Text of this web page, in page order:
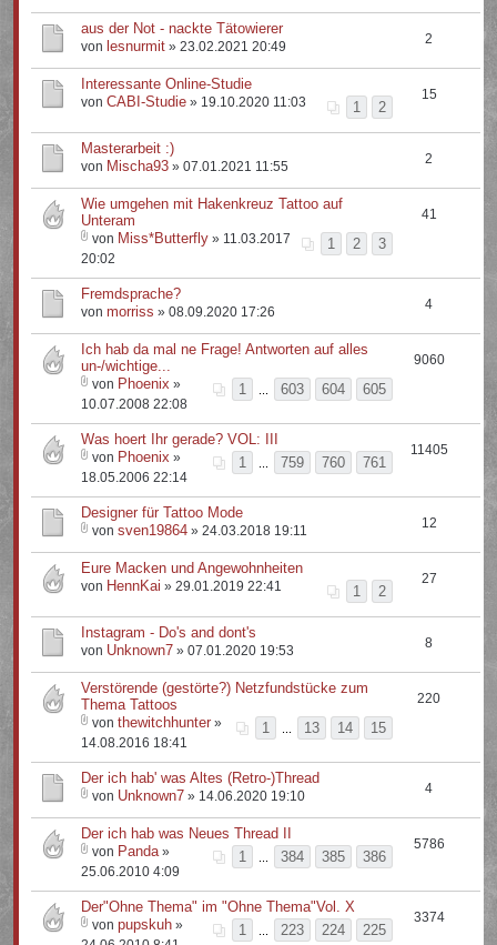
aus der Not - nackte Tätowierer
von lesnurmit » 23.02.2021 20:49 2
Interessante Online-Studie
1
2
vonCABI-Studie » 19.10.2020 11:03 15
Masterarbeit :)
von Mischa93 » 07.01.2021 11:55 2
Wie umgehen mit Hakenkreuz Tattoo auf
Unteram
1
2 3
von Miss*Butterfly » 11.03.2017
20:02
41
Fremdsprache?
vonmorriss » 08.09.2020 17:26 4
Ich hab da mal ne Frage! Antworten auf alles
un-/wichtige...
1
603 604 605
von Phoenix »
10.07.2008 22:08
9060
Was hoert Ihr gerade? VOL: III
1
759 760 761
von Phoenix »
18.05.2006 22:14
11405
Designer für Tattoo Mode
vonsven19864 » 24.03.2018 19:11 12
Eure Macken und Angewohnheiten
1
2
von HennKai » 29.01.2019 22:41 27
Instagram - Do's and dont's
von Unknown7 » 07.01.2020 19:53 8
Verstörende (gestörte?) Netzfundstücke zum
Thema Tattoos
1
13 14 15
vonthewitchhunter »
14.08.2016 18:41
220
Der ich hab' was Altes (Retro-)Thread
von Unknown7 » 14.06.2020 19:10 4
Der ich hab was Neues Thread II
1
384 385 386
von Panda»
25.06.2010 4:09
5786
Der"Ohne Thema" im "Ohne Thema"Vol. X
1
223 224 225
vonpupskuh »
3374